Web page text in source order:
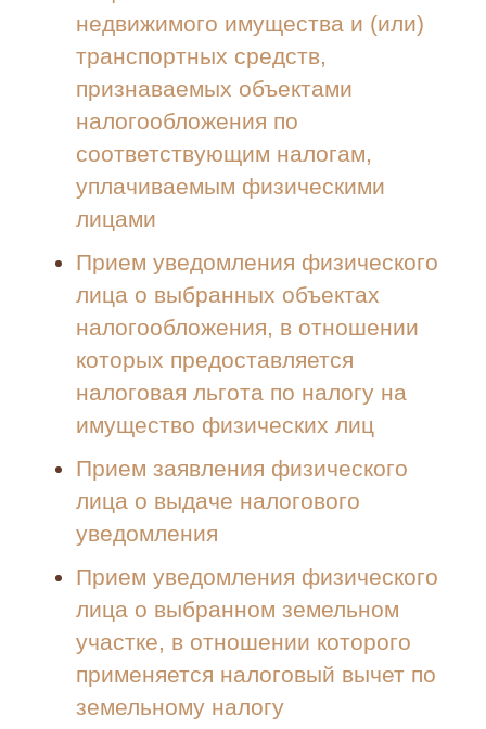
недвижимого имущества и (или)
транспортных средств,
признаваемых объектами
налогообложения по
соответствующим налогам,
уплачиваемым физическими
лицами
Прием уведомления физического
лица о выбранных объектах
налогообложения, в отношении
которых предоставляется
налоговая льгота по налогу на
имущество физических лиц
Прием заявления физического
лица о выдаче налогового
уведомления
Прием уведомления физического
лица о выбранном земельном
участке, в отношении которого
применяется налоговый вычет по
земельному налогу